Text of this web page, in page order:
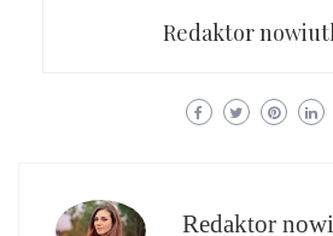
Redaktor
Redaktor